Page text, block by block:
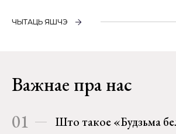
ЧЫТАЦЬ ЯШЧЭ
Важнае пра нас
01 Што такое «Будзьма